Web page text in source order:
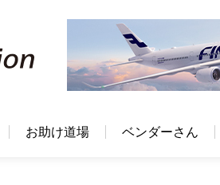
お助け道場 ベンダーさん